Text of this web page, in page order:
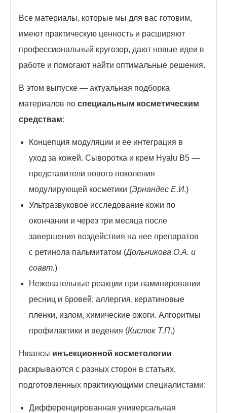
Все материалы, которые мы для вас готовим,
имеют практическую ценность и расширяют
профессиональный кругозор, дают новые идеи в
работе и помогают найти оптимальные решения.
В этом выпуске — актуальная подборка
материалов поспециальным косметическим
средствам:
Концепция модуляции и ее интеграция в
уход за кожей. Сыворотка и крем Hyalu B5 —
представители нового поколения
модулирующей косметики (Эрнандес Е.И.)
Ультразвуковое исследование кожи по
окончании и через три месяца после
завершения воздействия на нее препаратов
с ретинола пальмитатом (Дольникова О.А. и
соавт.)
Нежелательные реакции при ламинировании
ресниц и бровей: аллергия, кератиновые
пленки, излом, химические ожоги. Алгоритмы
профилактики и ведения (Кислюк Т.П.)
Нюансы инъекционной косметологии
раскрываются с разных сторон в статьях,
подготовленных практикующими специалистами:
Дифференцированная универсальная